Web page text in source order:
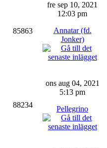
85863
fre sep 10, 2021
12:03 pm
Annatar (fd.
Jonker)
88234
ons aug 04, 2021
5:13 pm
Pellegrino